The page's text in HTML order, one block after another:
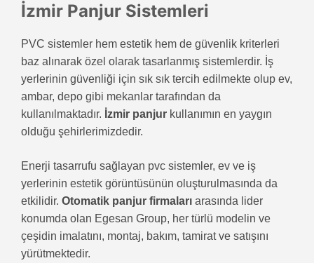
İzmir Panjur Sistemleri
PVC sistemler hem estetik hem de güvenlik kriterleri
baz alınarak özel olarak tasarlanmış sistemlerdir. İş
yerlerinin güvenliği için sık sık tercih edilmekte olup ev,
ambar, depo gibi mekanlar tarafından da
kullanılmaktadır. İzmir panjur kullanımın en yaygın
olduğu şehirlerimizdedir.
Enerji tasarrufu sağlayan pvc sistemler, ev ve iş
yerlerinin estetik görüntüsünün oluşturulmasında da
etkilidir. Otomatik panjur firmaları arasında lider
konumda olan Egesan Group, her türlü modelin ve
çeşidin imalatını, montaj, bakım, tamirat ve satışını
yürütmektedir.